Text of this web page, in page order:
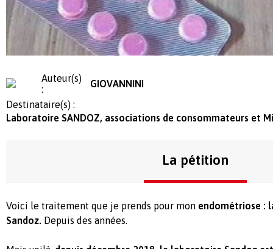
Auteur(s)
:
GIOVANNINI
Destinataire(s) :
Laboratoire SANDOZ, associations de consommateurs et
La pétition
Voici le traitement que je prends pour mon endométriose :
Sandoz. Depuis des années.